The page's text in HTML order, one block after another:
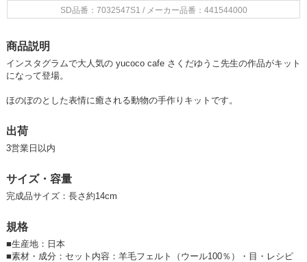
SD品番：7032547S1 / メーカー品番：441544000
商品説明
インスタグラムで大人気の yucoco cafe さくだゆうこ先生の作品がキット
になって登場。
ほのぼのとした表情に癒される動物の手作りキットです。
出荷
3営業日以内
サイズ・容量
完成品サイズ：長さ約14cm
規格
■生産地：日本
■素材・成分：セット内容：羊毛フェルト（ウール100％）・目・レシピ